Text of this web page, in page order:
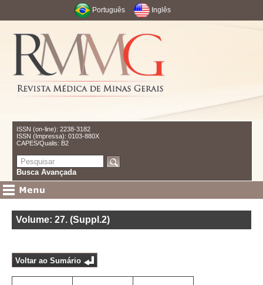
Português Inglês
ISSN (on-line): 2238-3182
ISSN (Impressa): 0103-880X
CAPES/Qualis: B2
Busca Avançada
Volume: 27. (Suppl.2)
Voltar ao Sumário